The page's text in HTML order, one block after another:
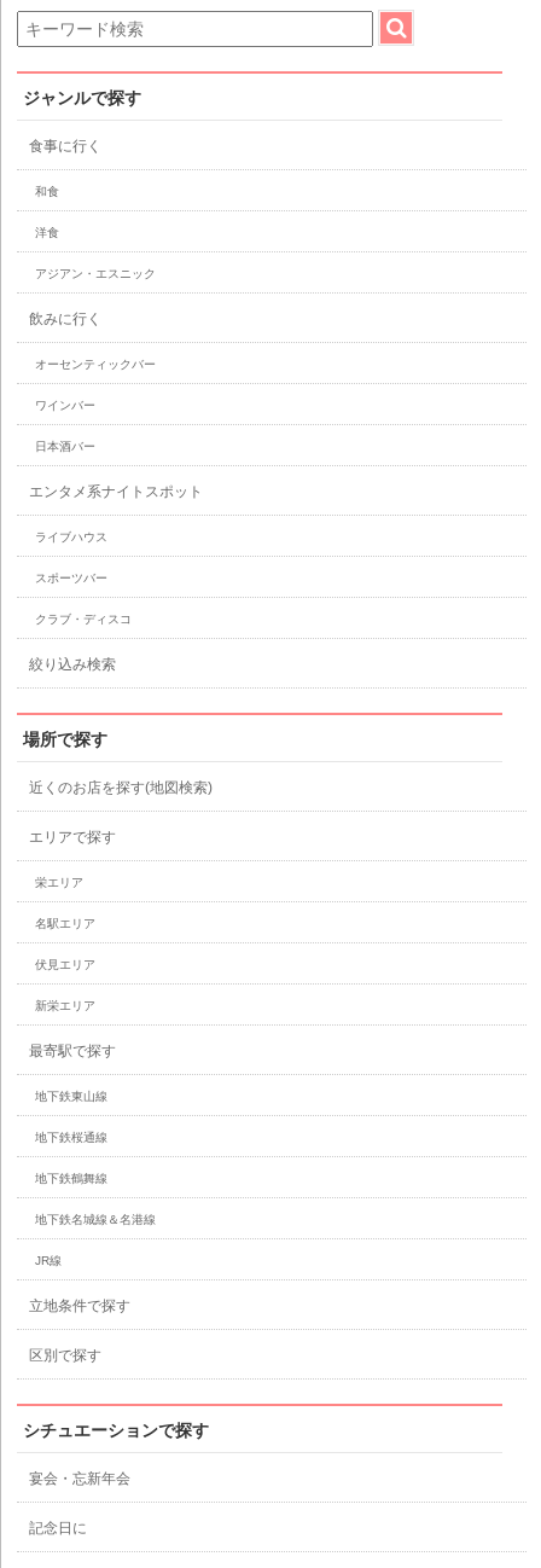
ジャンルで探す
食事に行く
和食
洋食
アジアン・エスニック
飲みに行く
オーセンティックバー
ワインバー
日本酒バー
エンタメ系ナイトスポット
ライブハウス
スポーツバー
クラブ・ディスコ
絞り込み検索
場所で探す
近くのお店を探す(地図検索)
エリアで探す
栄エリア
名駅エリア
伏見エリア
新栄エリア
最寄駅で探す
地下鉄東山線
地下鉄桜通線
地下鉄鶴舞線
地下鉄名城線＆名港線
JR線
立地条件で探す
区別で探す
シチュエーションで探す
宴会・忘新年会
記念日に